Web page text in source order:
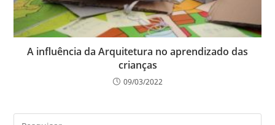
A influência da Arquitetura no aprendizado das
crianças
09/03/2022